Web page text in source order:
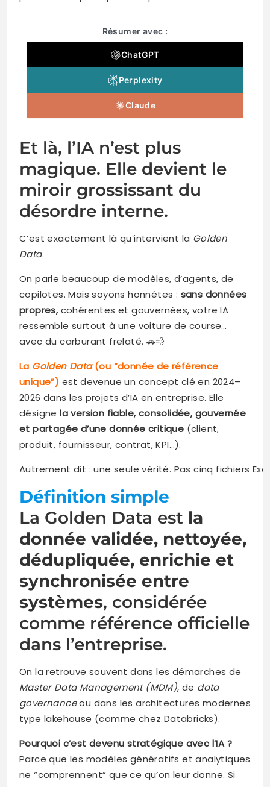
Résumer avec :
ChatGPT
Perplexity
Claude
Et là, l’IA n’est plus
magique. Elle devient le
miroir grossissant du
désordre interne.
C’est exactement là qu’intervient la Golden
Data.
On parle beaucoup de modèles, d’agents, de
copilotes. Mais soyons honnêtes : sans données
propres,cohérentes et gouvernées, votre IA
ressemble surtout à une voiture de course…
avec du carburant frelaté. 🚗💨
La Golden Data(ou “donnée de référence
unique”) est devenue un concept clé en 2024–
2026 dans les projets d’IA en entreprise. Elle
désignela version fiable, consolidée, gouvernée
et partagée d’une donnée critique (client,
produit, fournisseur, contrat, KPI…).
Autrement dit : une seule vérité. Pas cinq fichiers
Définition simple
La Golden Data est la
donnée validée, nettoyée,
dédupliquée, enrichie et
synchronisée entre
systèmes, considérée
comme référence officielle
dans l’entreprise.
On la retrouve souvent dans les démarches de
Master Data Management (MDM), de data
governanceou dans les architectures modernes
type lakehouse (comme chez Databricks).
Pourquoi c’est devenu stratégique avec l’IA ?
Parce que les modèles génératifs et analytiques
ne “comprennent” que ce qu’on leur donne. Si